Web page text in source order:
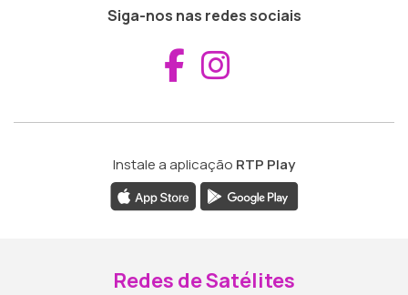
Siga-nos nas redes sociais
Aceder ao
Instale a aplicação RTP Play
Redes de Satélites